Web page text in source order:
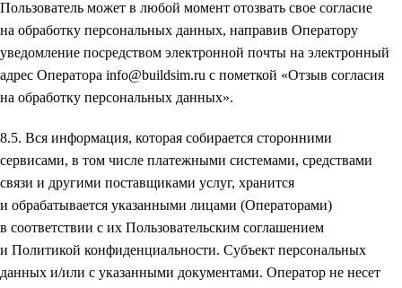
Пользователь может в любой момент отозвать свое согласие
на обработку персональных данных, направив Оператору
уведомление посредством электронной почты на электронный
адрес Оператора info@buildsim.ru с пометкой «Отзыв согласия
на обработку персональных данных».
8.5. Вся информация, которая собирается сторонними
сервисами, в том числе платежными системами, средствами
связи и другими поставщиками услуг, хранится
и обрабатывается указанными лицами (Операторами)
в соответствии с их Пользовательским соглашением
и Политикой конфиденциальности. Субъект персональных
данных и/или с указанными документами. Оператор не несет